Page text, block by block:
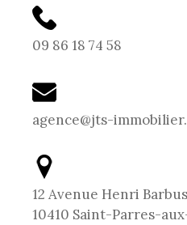
09 86 18 74 58
agence@jts-
12 Avenue Henri
10410 Saint-Parres-